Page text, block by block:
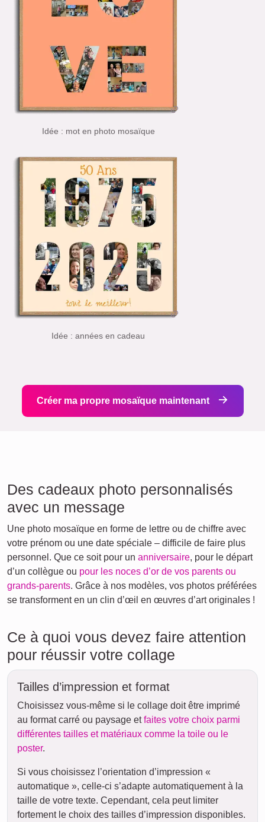
Idée : mot en photo mosaïque
Idée : années en cadeau
Créer ma propre mosaïque maintenant
Des cadeaux photo personnalisés
avec un message
Une photo mosaïque en forme de lettre ou de chiffre avec
votre prénom ou une date spéciale – difficile de faire plus
personnel. Que ce soit pour un anniversaire, pour le départ
d’un collègue ou pour les noces d’or de vos parents ou
grands-parents. Grâce à nos modèles, vos photos préférées
se transforment en un clin d’œil en œuvres d’art originales !
Ce à quoi vous devez faire attention
pour réussir votre collage
Tailles d’impression et format
Choisissez vous-même si le collage doit être imprimé
au format carré ou paysage etfaites votre choix parmi
différentes tailles et matériaux comme la toile ou le
poster.
Si vous choisissez l’orientation d’impression «
automatique », celle-ci s’adapte automatiquement à la
taille de votre texte. Cependant, cela peut limiter
fortement le choix des tailles d’impression disponibles.